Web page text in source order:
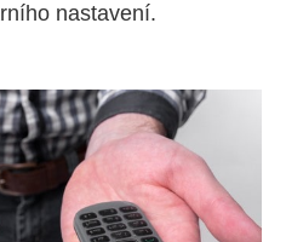
nastavení.